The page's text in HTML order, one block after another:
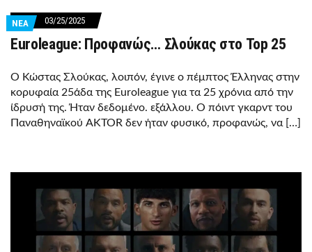
ΝΕΑ 03/25/2025
Euroleague: Προφανώς… Σλούκας στο Top 25
Ο Κώστας Σλούκας, λοιπόν, έγινε ο πέμπτος Έλληνας στην
κορυφαία 25άδα της Euroleague για τα 25 χρόνια από την
ίδρυσή της. Ήταν δεδομένο. εξάλλου. Ο πόιντ γκαρντ του
Παναθηναϊκού AKTOR δεν ήταν φυσικό, προφανώς, να […]